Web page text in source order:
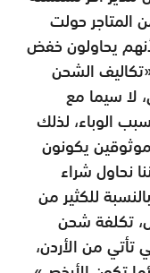
المتاجر حولت
يحاولون خفض
الشحن
لا سيما مع
الوباء، لذلك
يكونون
نحاول شراء
للكثير من
تكلفة شحن
من الأردن،